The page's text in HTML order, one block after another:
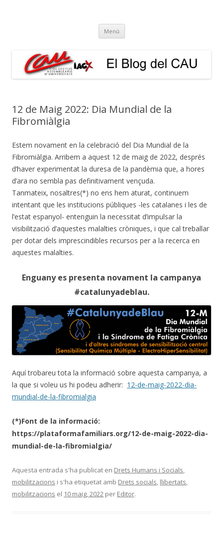
Menú Vés
contingut
12 de Maig 2022: Dia Mundial de la
Fibromiàlgia
Estem novament en la celebració del Dia Mundial de la
Fibromiàlgia. Arribem a aquest 12 de maig de 2022, després
d’haver experimentat la duresa de la pandèmia que, a hores
d’ara no sembla pas definitivament vençuda.
Tanmateix, nosaltres(*) no ens hem aturat, continuem
intentant que les institucions públiques -les catalanes i les de
l’estat espanyol- entenguin la necessitat d’impulsar la
visibilització d’aquestes malalties cròniques, i que cal treballar
per dotar dels imprescindibles recursos per a la recerca en
aquestes malalties.
Enguany es presenta novament la campanya
#catalunyadeblau.
Aquí trobareu tota la informació sobre aquesta campanya, a
la que si voleu us hi podeu adherir: 12-de-maig-2022-dia-
mundial-de-la-fibromialgia
(*)Font de la informació:
https://plataformafamiliars.org/12-de-maig-2022-dia-
mundial-de-la-fibromialgia/
Aquesta entrada s'ha publicat en Drets Humans i Socials
mobilitzacions i s'ha etiquetat amb Drets socials llibertats
mobilitzacions el 10 maig, 2022 per Editor.